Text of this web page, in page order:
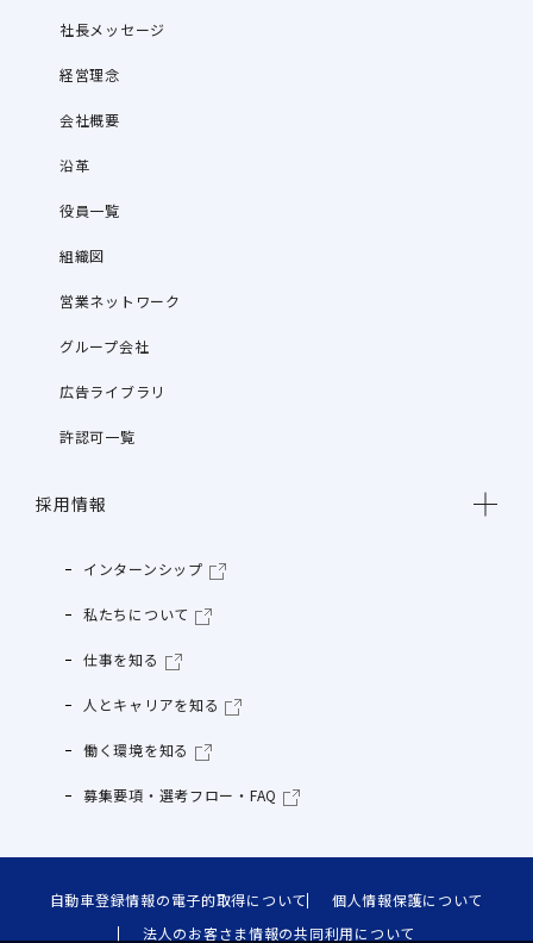
社長メッセージ
経営理念
会社概要
沿革
役員一覧
組織図
営業ネットワーク
グループ会社
広告ライブラリ
許認可一覧
採用情報
インターンシップ
私たちについて
仕事を知る
人とキャリアを知る
働く環境を知る
募集要項・選考フロー・FAQ
自動車登録情報の電子的取得について
個人情報保護について
法人のお客さま情報の共同利用について